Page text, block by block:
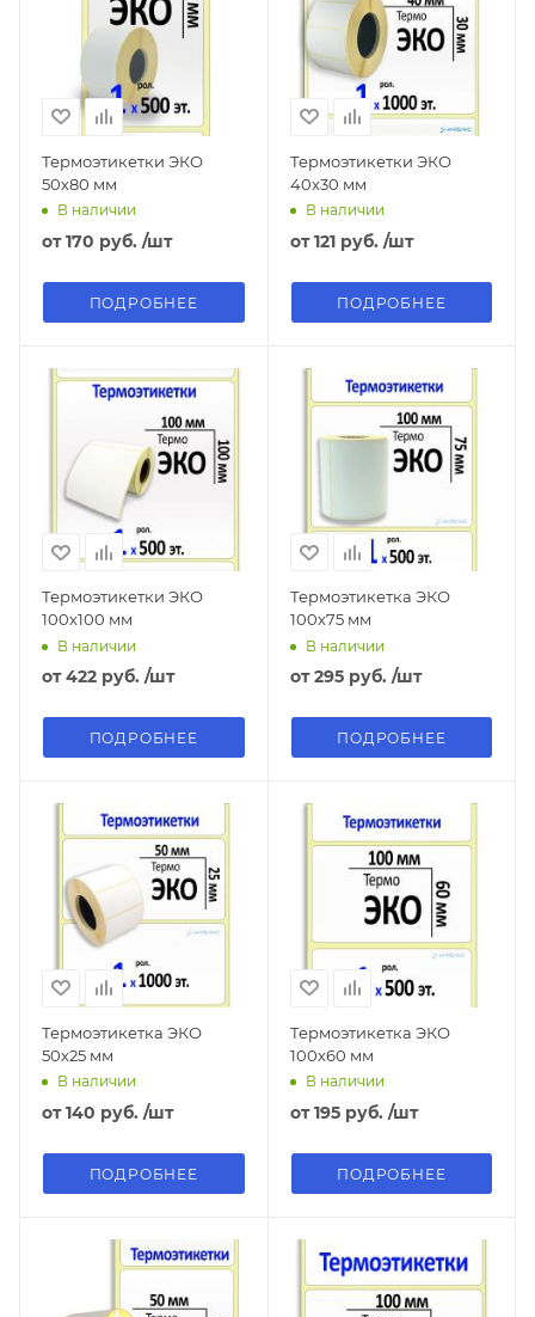
Термоэтикетки ЭКО
50х80 мм
В наличии
от170 руб. /шт
ПОДРОБНЕЕ
Термоэтикетки ЭКО
40х30 мм
В наличии
от121 руб. /шт
ПОДРОБНЕЕ
Термоэтикетки ЭКО
100х100 мм
В наличии
от422 руб. /шт
ПОДРОБНЕЕ
Термоэтикетка ЭКО
100х75 мм
В наличии
от295 руб. /шт
ПОДРОБНЕЕ
Термоэтикетка ЭКО
50х25 мм
В наличии
от140 руб. /шт
ПОДРОБНЕЕ
Термоэтикетка ЭКО
100х60 мм
В наличии
от195 руб. /шт
ПОДРОБНЕЕ